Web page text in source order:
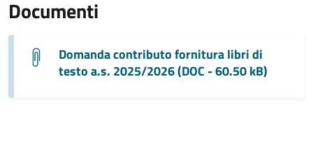
Documenti
Domanda contributo fornitura libri di
testo a.s. 2025/2026 (DOC - 60.50 kB)